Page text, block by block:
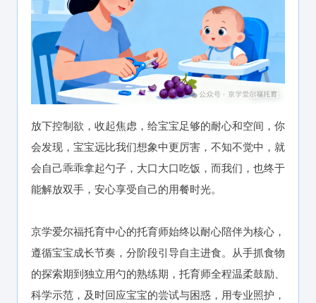
放下控制欲，收起焦虑，给宝宝足够的耐心和空间，你
会发现，宝宝远比我们想象中更厉害，不知不觉中，就
会自己乖乖拿起勺子，大口大口吃饭，而我们，也终于
能解放双手，安心享受自己的用餐时光。
京学爱尔福托育中心的托育师始终以耐心陪伴为核心，
遵循宝宝成长节奏，分阶段引导自主进食。从手抓食物
的探索期到独立用勺的熟练期，托育师全程温柔鼓励、
科学示范，及时回应宝宝的尝试与困惑，用专业照护，